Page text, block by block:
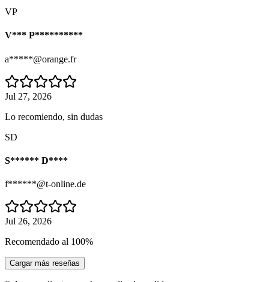
VP
V*** P**********
a*****@orange.fr
Jul 27, 2026
Lo recomiendo, sin dudas
SD
S****** D****
f******@t-online.de
Jul 26, 2026
Recomendado al 100%
Cargar más reseñas